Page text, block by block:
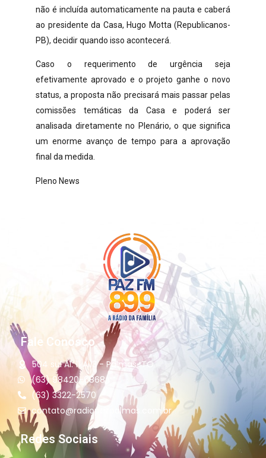
não é incluída automaticamente na pauta e caberá
ao presidente da Casa, Hugo Motta (Republicanos-
PB), decidir quando isso acontecerá.
Caso o requerimento de urgência seja
efetivamente aprovado e o projeto ganhe o novo
status, a proposta não precisará mais passar pelas
comissões temáticas da Casa e poderá ser
analisada diretamente no Plenário, o que significa
um enorme avanço de tempo para a aprovação
final da medida.
Pleno News
Fale Conosco
504 sul Al. 11 Ai13 - Palmas-TO
(63) 98420-6868
(63) 3322-2570
contato@radiopazpalmas.com.br
Redes Sociais